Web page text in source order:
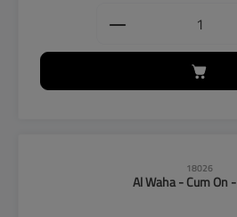
Produkt
18026
Al Waha - Cum On